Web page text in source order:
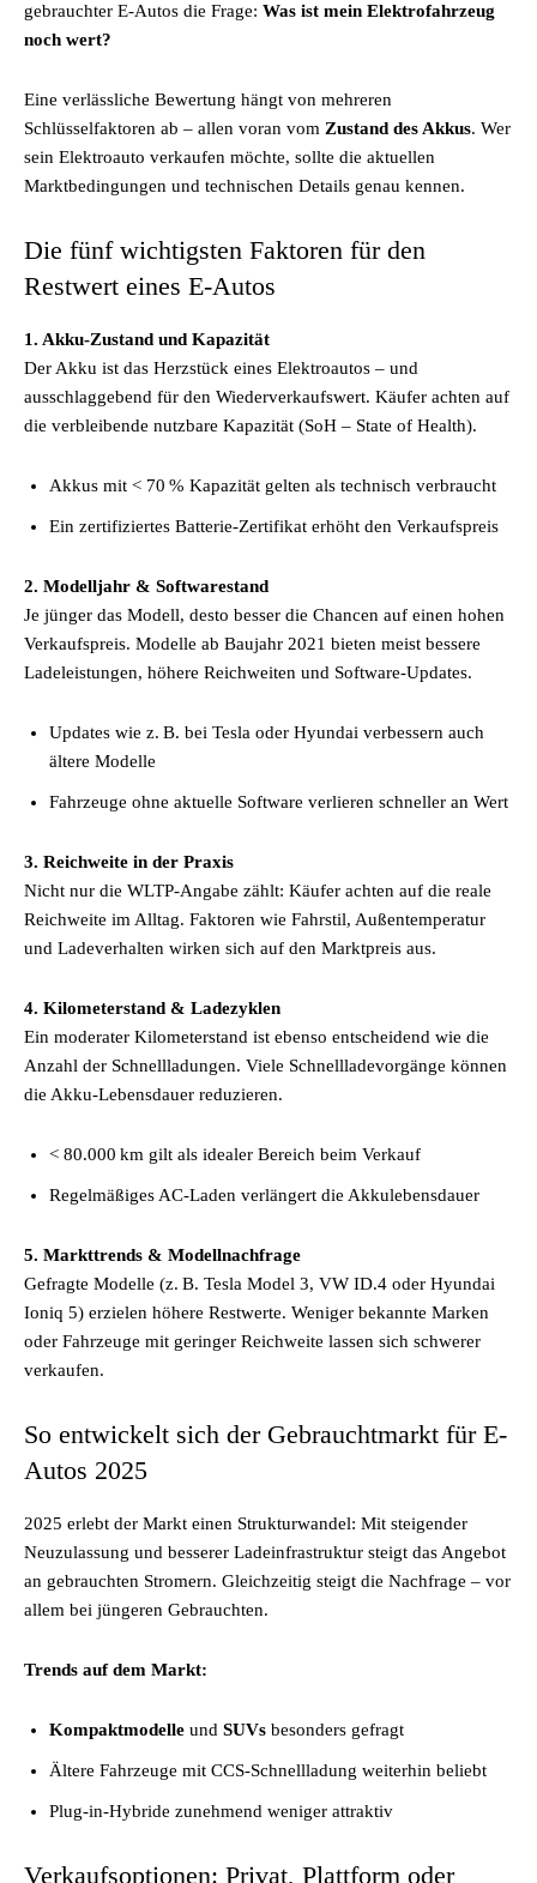
gebrauchter E-Autos die Frage: Was ist mein Elektrofahrzeug
noch wert?
Eine verlässliche Bewertung hängt von mehreren
Schlüsselfaktoren ab – allen voran vom Zustand des Akkus. Wer
sein Elektroauto verkaufen möchte, sollte die aktuellen
Marktbedingungen und technischen Details genau kennen.
Die fünf wichtigsten Faktoren für den
Restwert eines E-Autos
1. Akku-Zustand und Kapazität
Der Akku ist das Herzstück eines Elektroautos – und
ausschlaggebend für den Wiederverkaufswert. Käufer achten auf
die verbleibende nutzbare Kapazität (SoH – State of Health).
Akkus mit < 70 % Kapazität gelten als technisch verbraucht
Ein zertifiziertes Batterie-Zertifikat erhöht den Verkaufspreis
2. Modelljahr & Softwarestand
Je jünger das Modell, desto besser die Chancen auf einen hohen
Verkaufspreis. Modelle ab Baujahr 2021 bieten meist bessere
Ladeleistungen, höhere Reichweiten und Software-Updates.
Updates wie z. B. bei Tesla oder Hyundai verbessern auch
ältere Modelle
Fahrzeuge ohne aktuelle Software verlieren schneller an Wert
3. Reichweite in der Praxis
Nicht nur die WLTP-Angabe zählt: Käufer achten auf die reale
Reichweite im Alltag. Faktoren wie Fahrstil, Außentemperatur
und Ladeverhalten wirken sich auf den Marktpreis aus.
4. Kilometerstand & Ladezyklen
Ein moderater Kilometerstand ist ebenso entscheidend wie die
Anzahl der Schnellladungen. Viele Schnellladevorgänge können
die Akku-Lebensdauer reduzieren.
< 80.000 km gilt als idealer Bereich beim Verkauf
Regelmäßiges AC-Laden verlängert die Akkulebensdauer
5. Markttrends & Modellnachfrage
Gefragte Modelle (z. B. Tesla Model 3, VW ID.4 oder Hyundai
Ioniq 5) erzielen höhere Restwerte. Weniger bekannte Marken
oder Fahrzeuge mit geringer Reichweite lassen sich schwerer
verkaufen.
So entwickelt sich der Gebrauchtmarkt für E-
Autos 2025
2025 erlebt der Markt einen Strukturwandel: Mit steigender
Neuzulassung und besserer Ladeinfrastruktur steigt das Angebot
an gebrauchten Stromern. Gleichzeitig steigt die Nachfrage – vor
allem bei jüngeren Gebrauchten.
Trends auf dem Markt:
Kompaktmodelle und SUVs besonders gefragt
Ältere Fahrzeuge mit CCS-Schnellladung weiterhin beliebt
Plug-in-Hybride zunehmend weniger attraktiv
Verkaufsoptionen: Privat, Plattform oder